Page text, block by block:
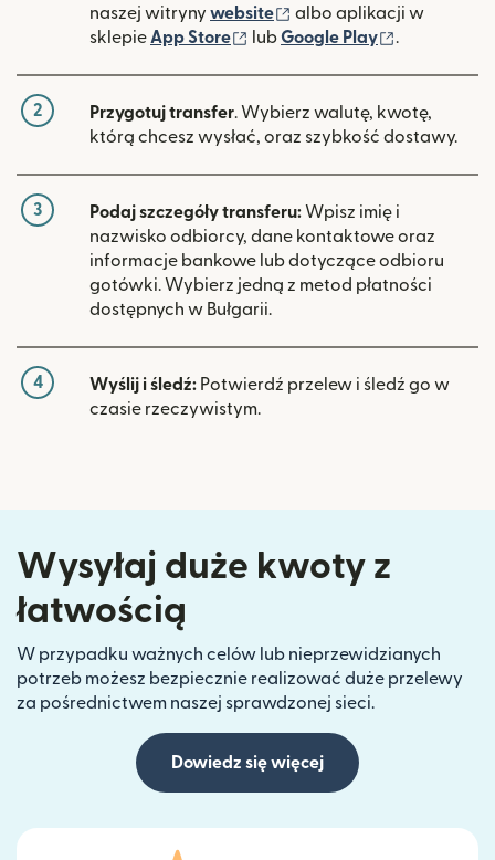
naszej witryny website (otwiera się w nowym
albo aplikacji w
sklepieApp Store (otwiera się w nowym oknie)
lubGoogle Play (otwiera się
.
2 Przygotuj transfer. Wybierz walutę, kwotę,
którą chcesz wysłać, oraz szybkość dostawy.
3 Podaj szczegóły transferu: Wpisz imię i
nazwisko odbiorcy, dane kontaktowe oraz
informacje bankowe lub dotyczące odbioru
gotówki. Wybierz jedną z metod płatności
dostępnych w Bułgarii.
4 Wyślij i śledź: Potwierdź przelew i śledź go w
czasie rzeczywistym.
Wysyłaj duże kwoty z
łatwością
W przypadku ważnych celów lub nieprzewidzianych
potrzeb możesz bezpiecznie realizować duże przelewy
za pośrednictwem naszej sprawdzonej sieci.
Dowiedz się więcej